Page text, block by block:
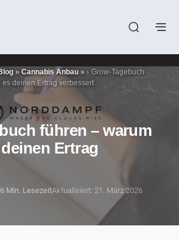
» Cannabis Anbau »
Grow-Tagebuch
deinen Ertrag verbessert
führen – warum
Ertrag
6 Min. LesezeitAktualisiert: 21. März 2026